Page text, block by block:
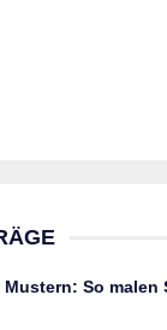
So malen